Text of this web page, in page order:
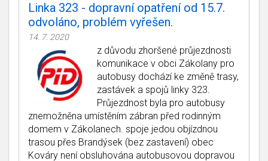
Linka 323 - dopravní opatření od 15.7.
odvoláno, problém vyřešen.
14. 7. 2020
z důvodu zhoršené průjezdnosti
komunikace v obci Zákolany pro
autobusy dochází ke změně trasy,
zastávek a spojů linky 323.
Průjezdnost byla pro autobusy
znemožněna umístěním zábran před rodinným
domem v Zákolanech. spoje jedou objízdnou
trasou přes Brandýsek (bez zastavení) obec
Kováry není obsluhována autobusovou dopravou